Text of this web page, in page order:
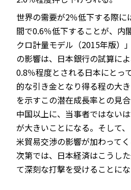
世界の需要が2％低下する際に
間で0.6％低下することが、内
クロ計量モデル（2015年版）
の影響は、日本銀行の試算に
0.8％程度とされる日本にとっ
的な引き金となり得る程の大
を示すこの潜在成長率との見
中国以上に、当事者ではない
が大きいことになる。そして
米貿易交渉の影響が加わって
次第では、日本経済はこうし
て深刻な打撃を受けることにな